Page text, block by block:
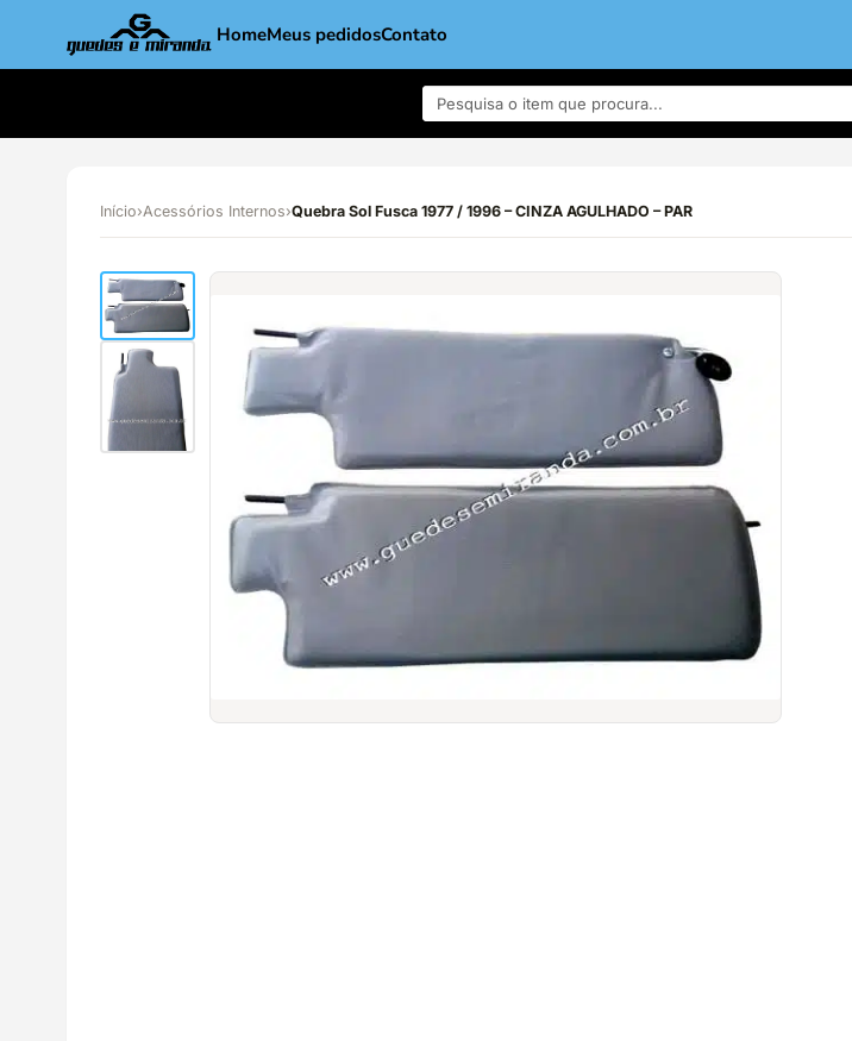
HomeMeus pedidosContato
Início›Acessórios Internos›Quebra Sol Fusca 1977 / 1996 – CINZA AGULHADO – PAR